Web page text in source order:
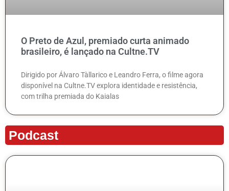
O Preto de Azul, premiado curta animado
brasileiro, é lançado na Cultne.TV
Dirigido por Álvaro Tàllarico e Leandro Ferra, o filme agora
disponível na Cultne.TV explora identidade e resistência,
com trilha premiada do Kaialas
Podcast